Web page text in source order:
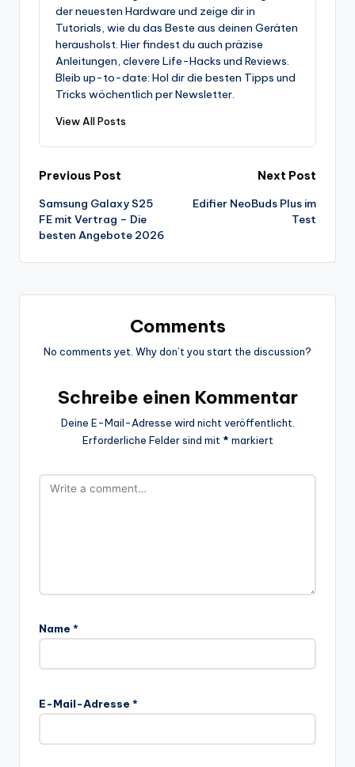
der neuesten Hardware und zeige dir in
Tutorials, wie du das Beste aus deinen Geräten
herausholst. Hier findest du auch präzise
Anleitungen, clevere Life-Hacks und Reviews.
Bleib up-to-date: Hol dir die besten Tipps und
Tricks wöchentlich per Newsletter.
View All Posts
Post
navigation
Previous Post
Samsung Galaxy S25
FE mit Vertrag – Die
besten Angebote 2026
Next Post
Edifier NeoBuds Plus im
Test
Comments
No comments yet. Why don’t you start the discussion?
Schreibe einen Kommentar
Deine E-Mail-Adresse wird nicht veröffentlicht.
Erforderliche Felder sind mit * markiert
Name *
E-Mail-Adresse *